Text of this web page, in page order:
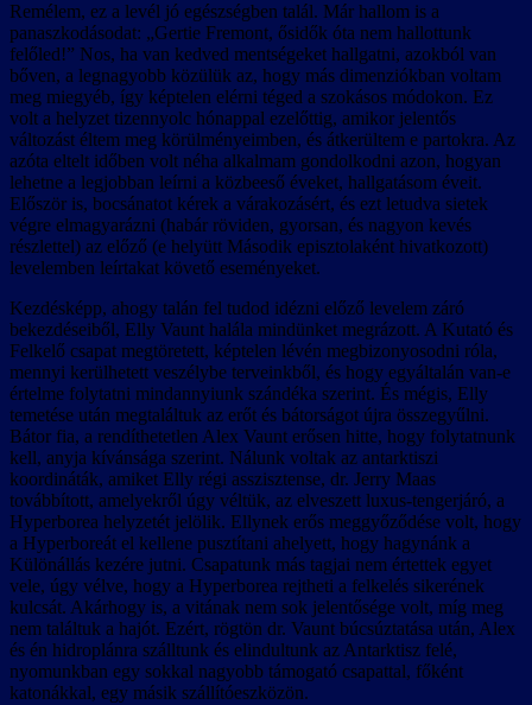
Remélem, ez a levél jó egészségben talál. Már hallom is a
panaszkodásodat: „Gertie Fremont, ősidők óta nem hallottunk
felőled!” Nos, ha van kedved mentségeket hallgatni, azokból van
bőven, a legnagyobb közülük az, hogy más dimenziókban voltam
meg miegyéb, így képtelen elérni téged a szokásos módokon. Ez
volt a helyzet tizennyolc hónappal ezelőttig, amikor jelentős
változást éltem meg körülményeimben, és átkerültem e partokra. Az
azóta eltelt időben volt néha alkalmam gondolkodni azon, hogyan
lehetne a legjobban leírni a közbeeső éveket, hallgatásom éveit.
Először is, bocsánatot kérek a várakozásért, és ezt letudva sietek
végre elmagyarázni (habár röviden, gyorsan, és nagyon kevés
részlettel) az előző (e helyütt Második episztolaként hivatkozott)
levelemben leírtakat követő eseményeket.
Kezdésképp, ahogy talán fel tudod idézni előző levelem záró
bekezdéseiből, Elly Vaunt halála mindünket megrázott. A Kutató és
Felkelő csapat megtöretett, képtelen lévén megbizonyosodni róla,
mennyi kerülhetett veszélybe terveinkből, és hogy egyáltalán van-e
értelme folytatni mindannyiunk szándéka szerint. És mégis, Elly
temetése után megtaláltuk az erőt és bátorságot újra összegyűlni.
Bátor fia, a rendíthetetlen Alex Vaunt erősen hitte, hogy folytatnunk
kell, anyja kívánsága szerint. Nálunk voltak az antarktiszi
koordináták, amiket Elly régi asszisztense, dr. Jerry Maas
továbbított, amelyekről úgy véltük, az elveszett luxus-tengerjáró, a
Hyperborea helyzetét jelölik. Ellynek erős meggyőződése volt, hogy
a Hyperboreát el kellene pusztítani ahelyett, hogy hagynánk a
Különállás kezére jutni. Csapatunk más tagjai nem értettek egyet
vele, úgy vélve, hogy a Hyperborea rejtheti a felkelés sikerének
kulcsát. Akárhogy is, a vitának nem sok jelentősége volt, míg meg
nem találtuk a hajót. Ezért, rögtön dr. Vaunt búcsúztatása után, Alex
és én hidroplánra szálltunk és elindultunk az Antarktisz felé,
nyomunkban egy sokkal nagyobb támogató csapattal, főként
katonákkal, egy másik szállítóeszközön.